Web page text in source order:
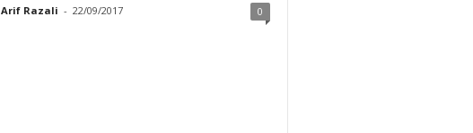
Arif Razali - 22/09/2017 0